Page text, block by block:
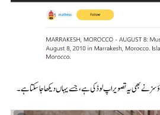
نے بھی یہ تصویر اپ لوڈ کی ہے، جسے یہاں دیکھا جا سکتا ہے۔